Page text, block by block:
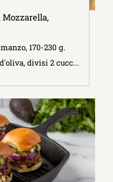
Mozzarella,
170-230 g.
divisi 2 cucc...